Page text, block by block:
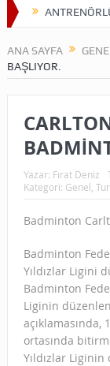
ANA SAYFA
BAŞLIYOR.
Yazar: Fırat Deniz
Kategori: Genel
Badminton
Badminton
Yıldızlar Ligini
Badminton
Liginin
açıklamasında,
ortasında
Yıldızlar